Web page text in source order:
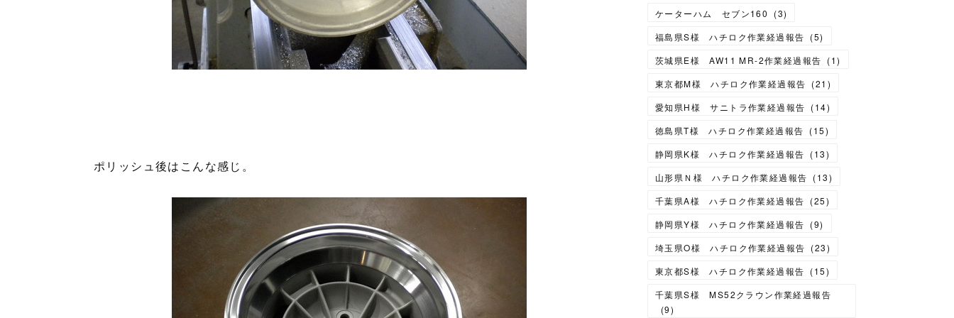
ポリッシュ後はこんな感じ。
ケーターハム セブン160 (3)
福島県S様 ハチロク作業経過報告 (5)
茨城県E様 AW11 MR-2作業経過報告 (1)
東京都M様 ハチロク作業経過報告 (21 )
愛知県H様 サニトラ作業経過報告 (14)
徳島県T様 ハチロク作業経過報告 (15)
静岡県K様 ハチロク作業経過報告 (13)
山形県Ｎ様 ハチロク作業経過報告 (13)
千葉県A様 ハチロク作業経過報告 (25)
静岡県Y様 ハチロク作業経過報告 (9)
埼玉県O様 ハチロク作業経過報告 (23)
東京都S様 ハチロク作業経過報告 (15)
千葉県S様 MS52クラウン作業経過報告
(9)